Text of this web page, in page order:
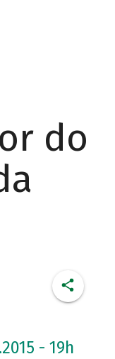
do
- 19h